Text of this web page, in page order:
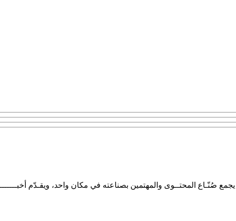
صُنّـاع المحتــوى والمهتمين بصناعته في مكان واحد، ويقـدّم